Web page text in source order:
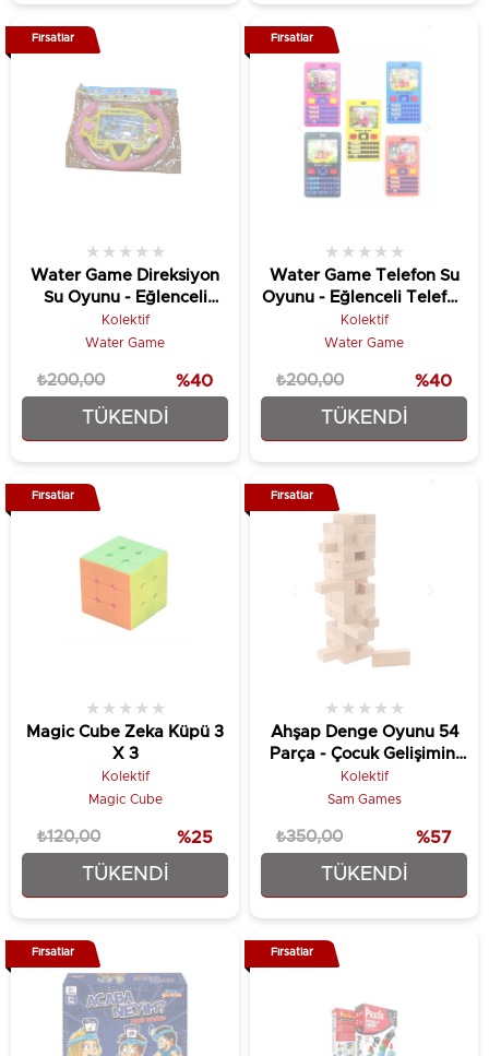
TÜKENDI
Water Game Direksiyon
Su Oyunu - Eğlenceli
Direksiyon - Çocuklar Için
Su Oyunu
★ ★ ★ ★ ★
Kolektif
Water Game
₺119,90
₺200,00 %40
Fırsatlar
TÜKENDI
Water Game Telefon Su
Oyunu - Eğlenceli Telefon
- Çocuklar Için Su Oyunu
★ ★ ★ ★ ★
Kolektif
Water Game
₺119,90
₺200,00 %40
Fırsatlar
TÜKENDI
Magic Cube Zeka Küpü 3
X 3
★ ★ ★ ★ ★
Kolektif
Magic Cube
₺89,90
₺120,00 %25
Fırsatlar
TÜKENDI
Ahşap Denge Oyunu 54
Parça - Çocuk Gelişimini
Destekleyici Oyun
★ ★ ★ ★ ★
Kolektif
Sam Games
₺149,90
₺350,00 %57
Fırsatlar
Fırsatlar Fırsatlar